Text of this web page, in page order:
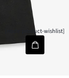
[node-product-wishlist]